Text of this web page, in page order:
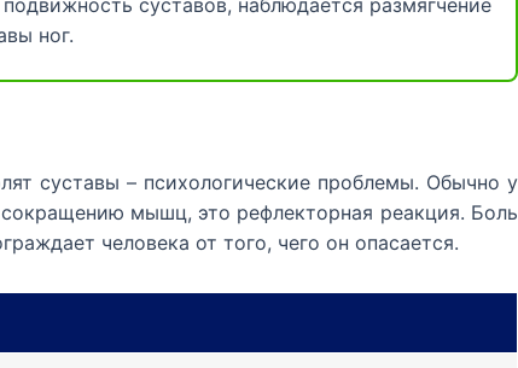
ног.
суставы – психологические проблемы. Обычно у
мышц, это рефлекторная реакция. Боль
человека от того, чего он опасается.